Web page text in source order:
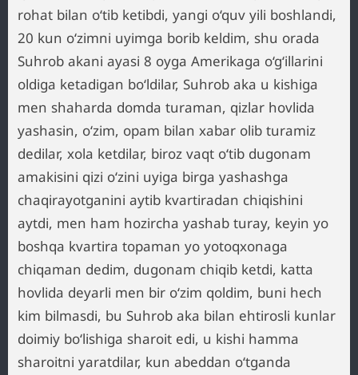
rohat bilan o‘tib ketibdi, yangi o‘quv yili boshlandi,
20 kun o‘zimni uyimga borib keldim, shu orada
Suhrob akani ayasi 8 oyga Amerikaga o‘g‘illarini
oldiga ketadigan bo‘ldilar, Suhrob aka u kishiga
men shaharda domda turaman, qizlar hovlida
yashasin, o‘zim, opam bilan xabar olib turamiz
dedilar, xola ketdilar, biroz vaqt o‘tib dugonam
amakisini qizi o‘zini uyiga birga yashashga
chaqirayotganini aytib kvartiradan chiqishini
aytdi, men ham hozircha yashab turay, keyin yo
boshqa kvartira topaman yo yotoqxonaga
chiqaman dedim, dugonam chiqib ketdi, katta
hovlida deyarli men bir o‘zim qoldim, buni hech
kim bilmasdi, bu Suhrob aka bilan ehtirosli kunlar
doimiy bo‘lishiga sharoit edi, u kishi hamma
sharoitni yaratdilar, kun abeddan o‘tganda